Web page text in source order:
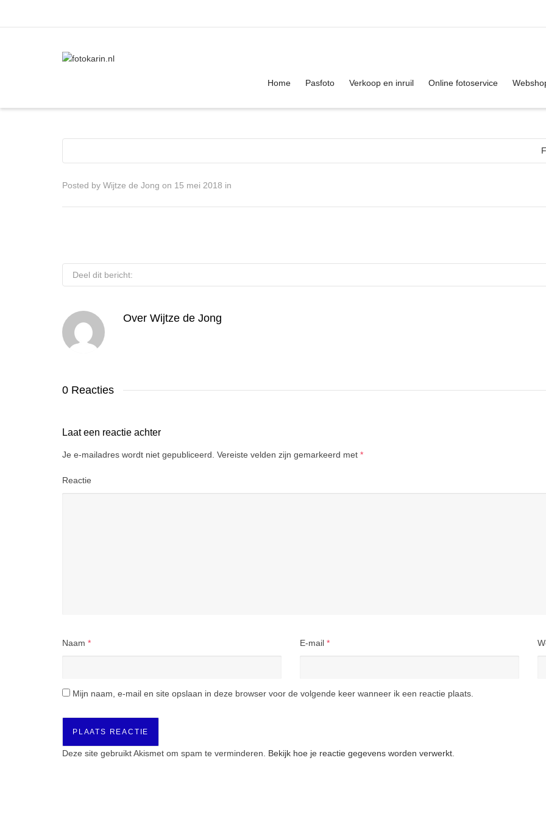
I'm looking for product in a size size . Show me the colour items.
Home Pasfoto Verkoop en inruil Online fotoservice
Posted by Wijtze de Jong on 15 mei 2018 in
Deel dit bericht:
Over Wijtze de Jong
0 Reacties
Laat een reactie achter
Je e-mailadres wordt niet gepubliceerd. Vereiste velden zijn gemarkeerd met *
Reactie
Naam * E-mail *
Mijn naam, e-mail en site opslaan in deze browser voor de volgende keer wanneer ik een reactie plaats.
Deze site gebruikt Akismet om spam te verminderen. Bekijk hoe je reactie gegevens worden verwerkt